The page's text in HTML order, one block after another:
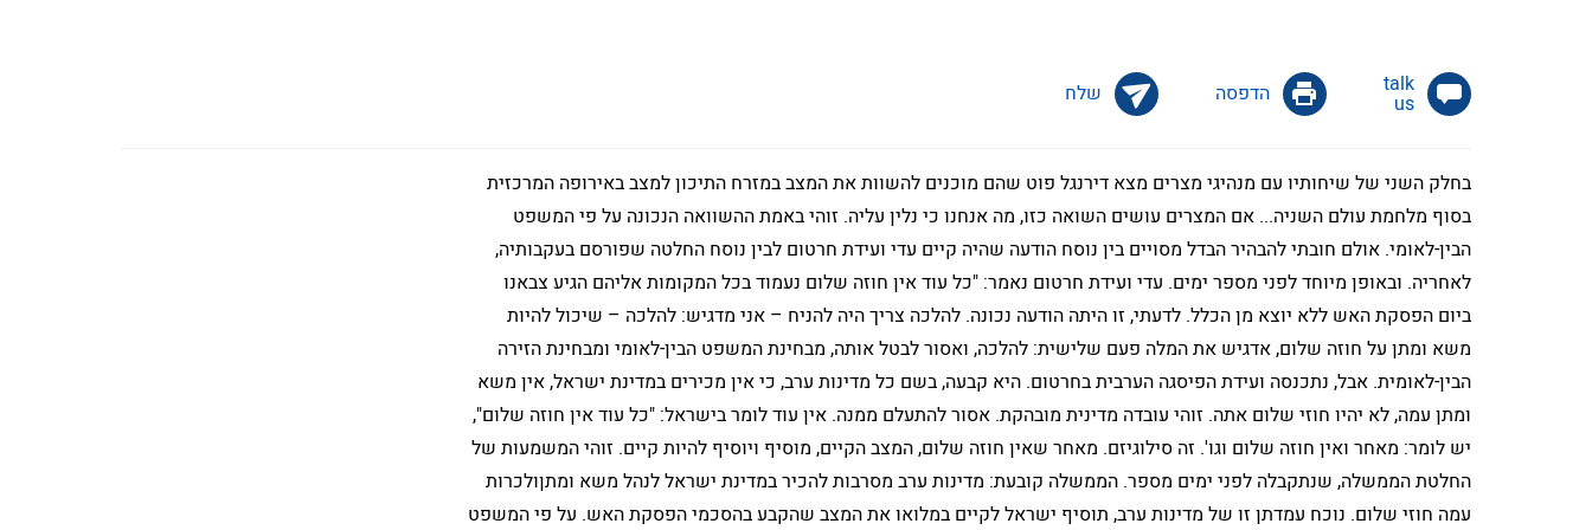
us הדפסה שלח
בחלק השני של שיחותיו עם מנהיגי מצרים מצא דירנגל פוט שהם מוכנים להשוות את המצב במזרח התיכון למצב באירופה המרכזית
בסוף מלחמת עולם השניה... אם המצרים עושים השואה כזו, מה אנחנו כי נלין עליה. זוהי באמת ההשוואה הנכונה על פי המשפט
הבין-לאומי. אולם חובתי להבהיר הבדל מסויים בין נוסח הודעה שהיה קיים עדי ועידת חרטום לבין נוסח החלטה שפורסם בעקבותיה,
לאחריה. ובאופן מיוחד לפני מספר ימים. עדי ועידת חרטום נאמר: "כל עוד אין חוזה שלום נעמוד בכל המקומות אליהם הגיע צבאנו
ביום הפסקת האש ללא יוצא מן הכלל. לדעתי, זו היתה הודעה נכונה. להלכה צריך היה להניח – אני מדגיש: להלכה – שיכול להיות
משא ומתן על חוזה שלום, אדגיש את המלה פעם שלישית: להלכה, ואסור לבטל אותה, מבחינת המשפט הבין-לאומי ומבחינת הזירה
הבין-לאומית. אבל, נתכנסה ועידת הפיסגה הערבית בחרטום. היא קבעה, בשם כל מדינות ערב, כי אין מכירים במדינת ישראל, אין משא
ומתן עמה, לא יהיו חוזי שלום אתה. זוהי עובדה מדינית מובהקת. אסור להתעלם ממנה. אין עוד לומר בישראל: "כל עוד אין חוזה שלום",
יש לומר: מאחר ואין חוזה שלום וגו'. זה סילוגיזם. מאחר שאין חוזה שלום, המצב הקיים, מוסיף ויוסיף להיות קיים. זוהי המשמעות של
החלטת הממשלה, שנתקבלה לפני ימים מספר. הממשלה קובעת: מדינות ערב מסרבות להכיר במדינת ישראל לנהל משא ומתןולכרות
עמה חוזי שלום. נוכח עמדתן זו של מדינות ערב, תוסיף ישראל לקיים במלואו את המצב שהקבע בהסכמי הפסקת האש. על פי המשפט